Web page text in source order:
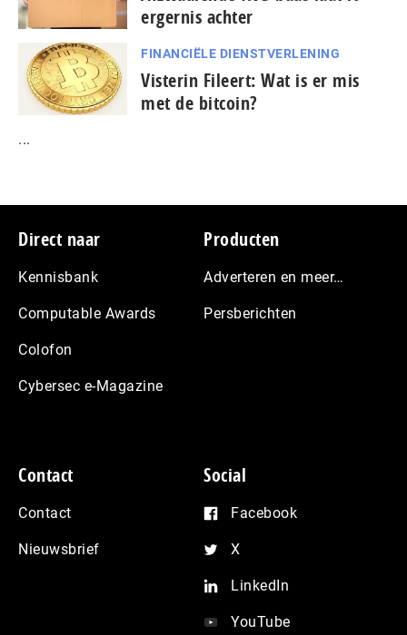
ergernis achter
FINANCIËLE DIENSTVERLENING
Visterin Fileert: Wat is er mis
met de bitcoin?
...
Footer
Direct naar
Kennisbank
Computable Awards
Colofon
Cybersec e-Magazine
Producten
Adverteren en meer…
Persberichten
Contact
Contact
Nieuwsbrief
Social
Facebook
X
LinkedIn
YouTube